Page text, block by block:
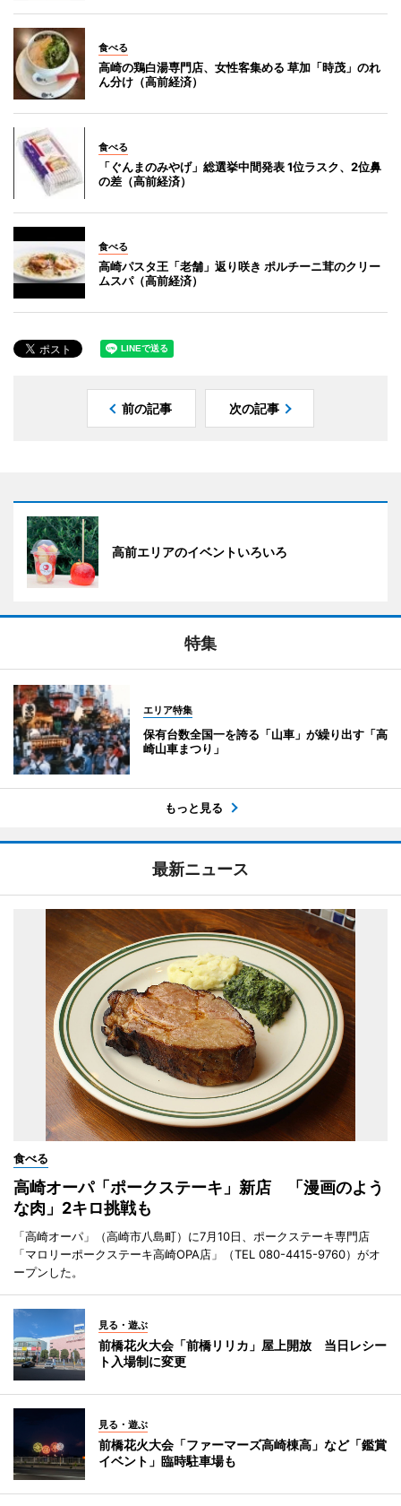
食べる
高崎の鶏白湯専門店、女性客集める 草加「時茂」のれ
ん分け（高前経済）
食べる
「ぐんまのみやげ」総選挙中間発表 1位ラスク、2位鼻
の差（高前経済）
食べる
高崎パスタ王「老舗」返り咲き ポルチーニ茸のクリー
ムスパ（高前経済）
前の記事 次の記事
高前エリアのイベントいろいろ
特集
エリア特集
保有台数全国一を誇る「山車」が繰り出す「高
崎山車まつり」
もっと見る
最新ニュース
食べる
高崎オーパ「ポークステーキ」新店 「漫画のよう
な肉」2キロ挑戦も
「高崎オーパ」（高崎市八島町）に7月10日、ポークステーキ専門店
「マロリーポークステーキ高崎OPA店」（TEL 080-4415-9760）がオ
ープンした。
見る・遊ぶ
前橋花火大会「前橋リリカ」屋上開放 当日レシー
ト入場制に変更
見る・遊ぶ
前橋花火大会「ファーマーズ高崎棟高」など「鑑賞
イベント」臨時駐車場も